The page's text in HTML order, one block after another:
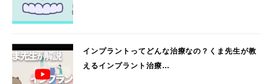
インプラントってどんな治療なの？くま先生が教
えるインプラント治療…